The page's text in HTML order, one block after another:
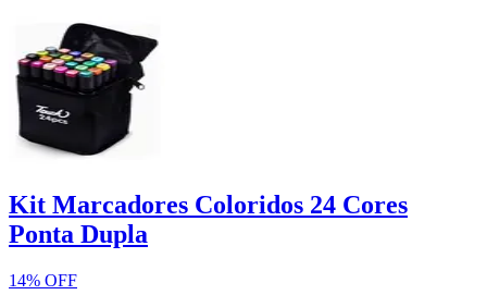
Kit Marcadores Coloridos 24 Cores
Ponta Dupla
14% OFF